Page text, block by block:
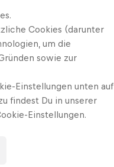
Cookies (darunter
um die
sowie zur
Einstellungen unten auf
findest Du in unserer
Einstellungen.